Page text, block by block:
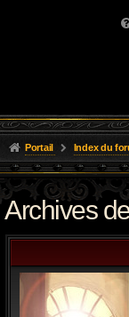
Portail Index du
Archives